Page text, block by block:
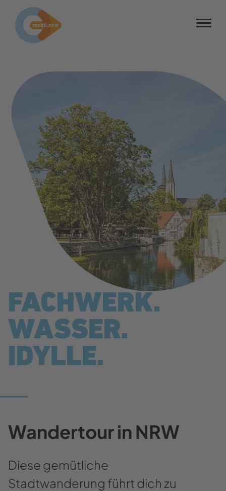
Barrierefreiheit
FACHWERK.
WASSER.
IDYLLE.
Wandertour in NRW
Diese gemütliche
Stadtwanderung führt dich zu